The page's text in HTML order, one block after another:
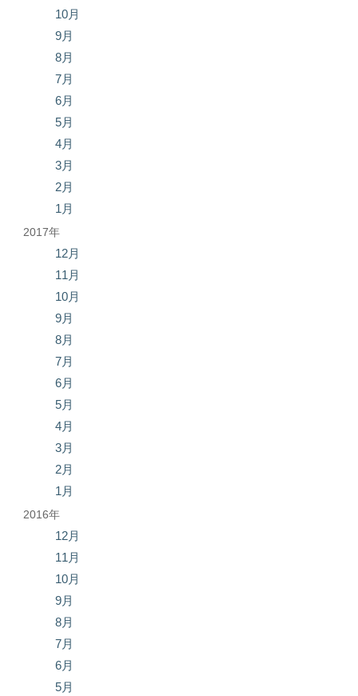
10月
9月
8月
7月
6月
5月
4月
3月
2月
1月
2017年
12月
11月
10月
9月
8月
7月
6月
5月
4月
3月
2月
1月
2016年
12月
11月
10月
9月
8月
7月
6月
5月